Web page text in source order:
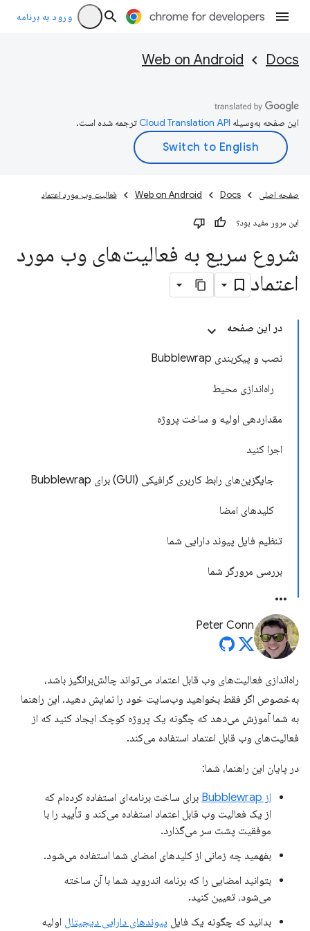
ورود به برنامه
Docs
Web on Android
این صفحه به‌وسیله ترجمه شده است.
صفحه اصلی Docs
Web on Android فعالیت وب مورد اعتماد
این مرور مفید بود؟
شروع سریع به فعالیت‌های وب مورد
اعتماد
در این صفحه
نصب و پیکربندی Bubblewrap
راه‌اندازی محیط
مقداردهی اولیه و ساخت پروژه
اجرا کنید
جایگزین‌های رابط کاربری گرافیکی (GUI) برای Bubblewrap
کلیدهای امضا
تنظیم فایل پیوند دارایی شما
بررسی مرورگر شما
Peter Conn
راه‌اندازی فعالیت‌های وب قابل اعتماد می‌تواند چالش‌برانگیز باشد،
به‌خصوص اگر فقط بخواهید وب‌سایت خود را نمایش دهید. این راهنما
به شما آموزش می‌دهد که چگونه یک پروژه کوچک ایجاد کنید که از
فعالیت‌های وب قابل اعتماد استفاده می‌کند.
در پایان این راهنما، شما:
از Bubblewrap
برای ساخت برنامه‌ای استفاده کرده‌ام که
از یک فعالیت وب قابل اعتماد استفاده می‌کند و تأیید را با
موفقیت پشت سر می‌گذارد.
بفهمید چه زمانی از کلیدهای امضای شما استفاده می‌شود.
بتوانید امضایی را که برنامه اندروید شما با آن ساخته
می‌شود، تعیین کنید.
بدانید که چگونه یک فایل پیوندهای دارایی دیجیتال اولیه